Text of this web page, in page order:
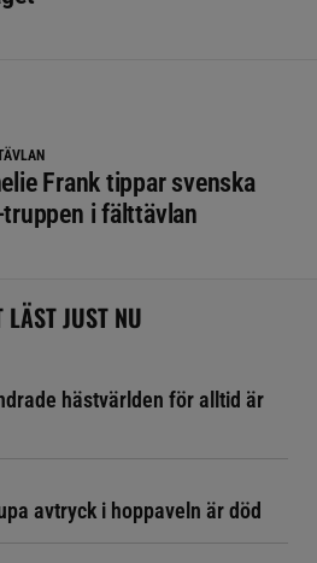
Frank tippar svenska
i fälttävlan
LÄST JUST NU
hästvärlden för alltid är
avtryck i hoppaveln är död